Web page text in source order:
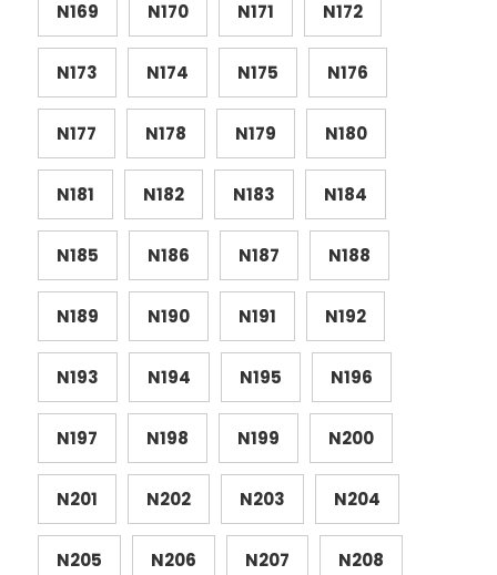
N169 N170 N171 N172
N173 N174 N175 N176
N177 N178 N179 N180
N181 N182 N183 N184
N185 N186 N187 N188
N189 N190 N191 N192
N193 N194 N195 N196
N197 N198 N199 N200
N201 N202 N203 N204
N205 N206 N207 N208